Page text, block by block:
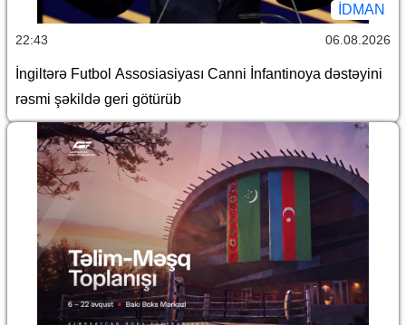
İDMAN
22:43 06.08.2026
İngiltərə Futbol Assosiasiyası Canni İnfantinoya dəstəyini
rəsmi şəkildə geri götürüb